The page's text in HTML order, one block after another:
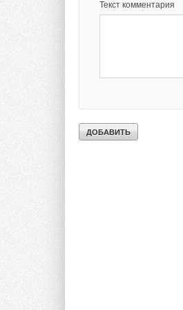
Текст комментария